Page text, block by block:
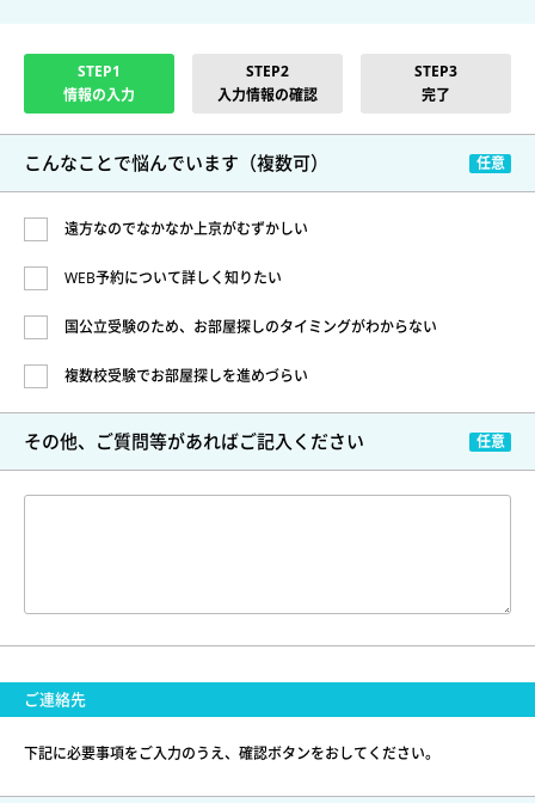
STEP1
情報の入力
STEP2
入力情報の確認
STEP3
完了
こんなことで悩んでいます （複数可）
遠方なのでなかなか上京がむずかしい
WEB予約について詳しく知りたい
国公立受験のため、お部屋探しのタイミングがわからない
複数校受験でお部屋探しを進めづらい
その他、ご質問等があればご記入ください
ご連絡先
下記に必要事項をご入力のうえ、確認ボタンをおしてください。